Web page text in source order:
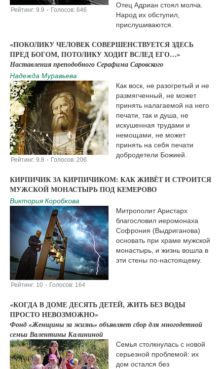
Рейтинг: 9.9 Голосов: 646
Отец Адриан стоял молча.
Народ их обступил,
прислушиваются.
«ПОКОЛИКУ ЧЕЛОВЕК СОВЕРШЕНСТВУЕТСЯ ЗДЕСЬ
ПРЕД БОГОМ, ПОТОЛИКУ ХОДИТ ВСЛЕД ЕГО…»
Наставления преподобного Серафима Саровского
Надежда Муравьева
Рейтинг: 9.8 Голосов: 206
Как воск, не разогретый и не
размягченный, не может
принять налагаемой на него
печати, так и душа, не
искушенная трудами и
немощами, не может
принять на себя печати
добродетели Божией.
КИРПИЧИК ЗА КИРПИЧИКОМ: КАК ЖИВЁТ И СТРОИТСЯ
МУЖСКОЙ МОНАСТЫРЬ ПОД КЕМЕРОВО
Виктория Коробкова
Рейтинг: 10 Голосов: 164
Митрополит Аристарх
благословил иеромонаха
Софрония (Выдриганова)
основать при храме мужской
монастырь, и жизнь вошла в
эти стены по-настоящему.
«КОГДА В ДОМЕ ДЕСЯТЬ ДЕТЕЙ, ЖИТЬ БЕЗ ВОДЫ
ПРОСТО НЕВОЗМОЖНО»
Фонд «Женщины за жизнь» объявляет сбор для многодетной
семьи Валентины Калининой
Семья столкнулась с новой
серьезной проблемой: их
дом остался без